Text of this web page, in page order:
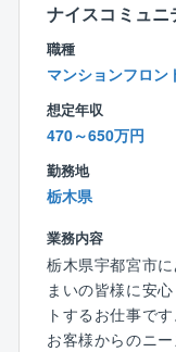
〈自社内コール
ぼ無し！〉
自社のコールセ
の電話対応は発生
外注しているコ
れないが多く、
いといけいない
応するため、夜間
コールセンター
か月に1回程度回
休みなどメリハ
ナイスコミュ
職種
マンションフロン
想定年収
470～650万円
勤務地
栃木県
業務内容
栃木県宇都宮市
まいの皆様に安
トするお仕事です
お客様からのニ